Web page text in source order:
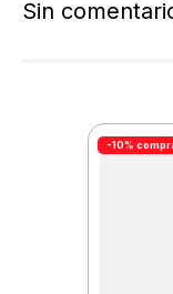
garantizar
Sin
-10%